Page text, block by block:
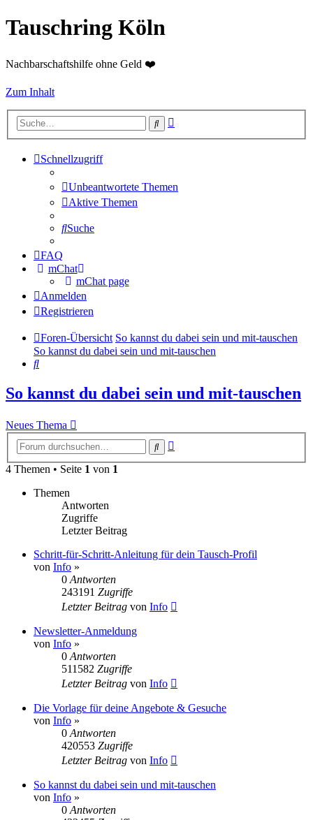
Tauschring Köln
Nachbarschaftshilfe ohne Geld ❤️
Zum Inhalt
Suche
Schnellzugriff
Unbeantwortete Themen
Aktive Themen
Suche
FAQ
mChat
mChat page
Anmelden
Registrieren
Foren-Übersicht So kannst du dabei sein und mit-tauschen
So kannst du dabei sein und mit-tauschen
Suche
So kannst du dabei sein und mit-tauschen
Neues Thema
Suche
4 Themen • Seite 1 von 1
Themen
Antworten
Zugriffe
Letzter Beitrag
Schritt-für-Schritt-Anleitung für dein Tausch-Profil
von Info »
0 Antworten
243191 Zugriffe
Letzter Beitrag von Info
Newsletter-Anmeldung
von Info »
0 Antworten
511582 Zugriffe
Letzter Beitrag von Info
Die Vorlage für deine Angebote & Gesuche
von Info »
0 Antworten
420553 Zugriffe
Letzter Beitrag von Info
So kannst du dabei sein und mit-tauschen
von Info »
0 Antworten